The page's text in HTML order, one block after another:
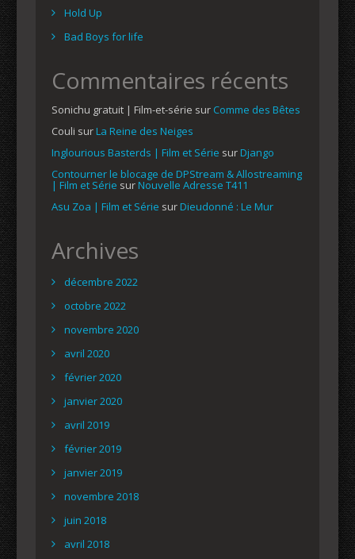
Hold Up
Bad Boys for life
Commentaires récents
Sonichu gratuit | Film-et-série sur Comme des Bêtes
Couli surLa Reine des Neiges
Inglourious Basterds | Film et Série surDjango
Contourner le blocage de DPStream & Allostreaming
| Film et Série surNouvelle Adresse T411
Asu Zoa | Film et Série surDieudonné : Le Mur
Archives
décembre 2022
octobre 2022
novembre 2020
avril 2020
février 2020
janvier 2020
avril 2019
février 2019
janvier 2019
novembre 2018
juin 2018
avril 2018